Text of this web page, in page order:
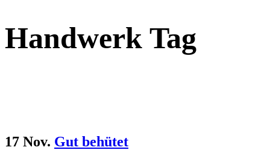
Handwerk Tag
17 Nov. Gut behütet